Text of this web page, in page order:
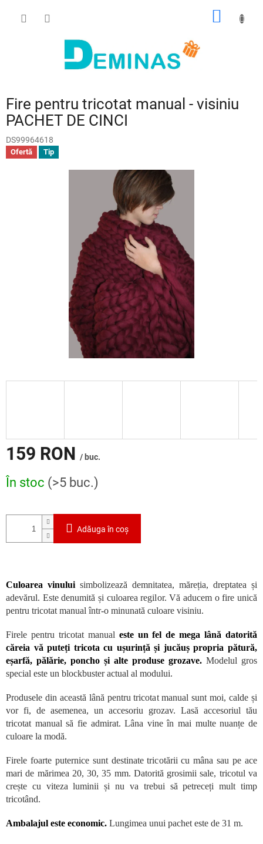
COŞ
Fire pentru tricotat manual - visiniu
PACHET DE CINCI
DS99964618
Ofertă Tip
159 RON / buc.
Evaluare
preţ:
În stoc (>5 buc.)
Adăuga în coş
Culoarea vinului simbolizează demnitatea, măreția, dreptatea și
adevărul. Este denumită și culoarea regilor. Vă aducem o fire unică
pentru tricotat manual într-o minunată culoare visiniu.
Firele pentru tricotat manual este un fel de mega lână datorită
căreia vă puteți tricota cu ușurință și jucăuș propria pătură,
eșarfă, pălărie, poncho și alte produse grozave. Modelul gros
special este un blockbuster actual al modului.
Produsele din această lână pentru tricotat manual sunt moi, calde și
vor fi, de asemenea, un accesoriu grozav. Lasă accesoriul tău
tricotat manual să fie admirat. Lâna vine în mai multe nuanțe de
culoare la modă.
Firele foarte puternice sunt destinate tricotării cu mâna sau pe ace
mari de mărimea 20, 30, 35 mm. Datorită grosimii sale, tricotul va
crește cu viteza luminii și nu va trebui să petreceți mult timp
tricotând.
Ambalajul este economic. Lungimea unui pachet este de 31 m.